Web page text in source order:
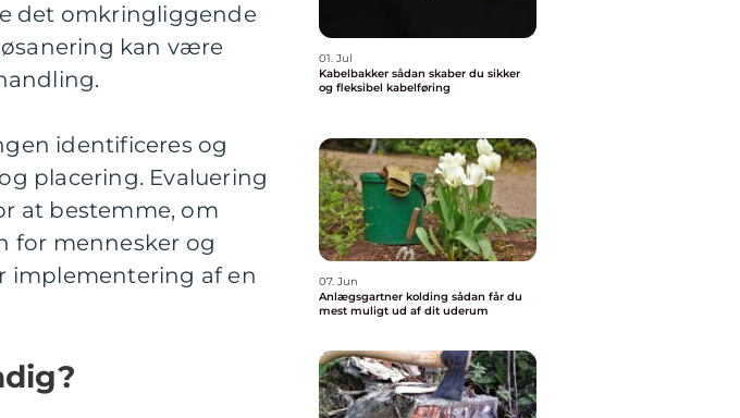
det omkringliggende
kan være
identificeres og
placering. Evaluering
at bestemme, om
for mennesker og
implementering af en
01. Jul
Kabelbakker sådan skaber du sikker
og fleksibel kabelføring
07. Jun
Anlægsgartner kolding sådan får du
mest muligt ud af dit uderum